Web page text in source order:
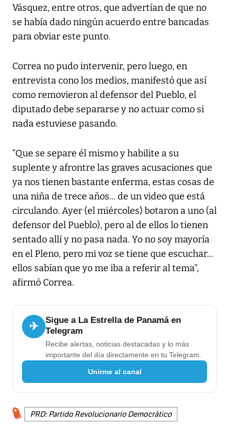
Vásquez, entre otros, que advertían de que no
se había dado ningún acuerdo entre bancadas
para obviar este punto.
Correa no pudo intervenir, pero luego, en
entrevista cono los medios, manifestó que así
como removieron al defensor del Pueblo, el
diputado debe separarse y no actuar como si
nada estuviese pasando.
“Que se separe él mismo y habilite a su
suplente y afrontre las graves acusaciones que
ya nos tienen bastante enferma, estas cosas de
una niña de trece años... de un video que está
circulando. Ayer (el miércoles) botaron a uno (al
defensor del Pueblo), pero al de ellos lo tienen
sentado allí y no pasa nada. Yo no soy mayoría
en el Pleno, pero mi voz se tiene que escuchar...
ellos sabían que yo me iba a referir al tema”,
afirmó Correa.
✈
Sigue a La Estrella de Panamá en
Telegram
Recibe alertas, noticias destacadas y lo más
importante del día directamente en tu Telegram.
Unirme al canal
PRD: Partido Revolucionario Democrático